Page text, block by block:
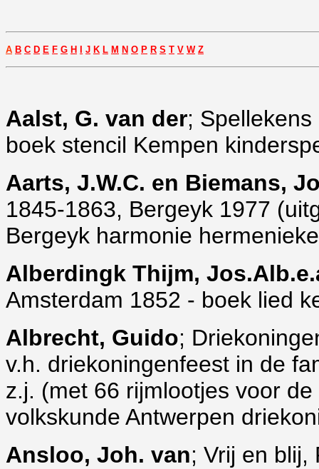
A B C D E F G H J K L M N O P R S T V W Z
Aalst, G. van der;
boek stencil Kempen
Aarts, J.W.C. en Biemans,
1845-1863, Bergeyk 1977
Bergeyk harmonie hermenieke
Alberdingk Thijm,
Amsterdam 1852 - boek lied
Albrecht, Guido;
v.h. driekoningenfeest in de
z.j. (met 66 rijmlootjes voor
volkskunde Antwerpen
Ansloo, Joh. van; Vrij en blij,